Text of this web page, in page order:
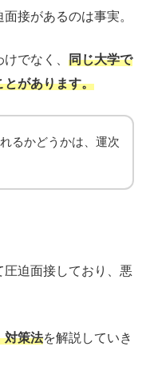
接があるのは事実。
でなく、 同じ大学で
とがあります。
るかどうかは、運次
圧迫面接しており、悪
対策法を解説していき